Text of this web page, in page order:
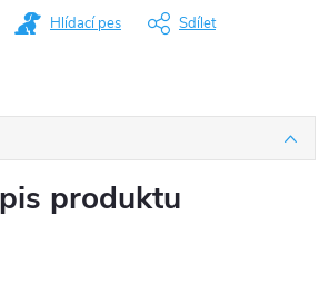
Hlídací pes Sdílet
produktu